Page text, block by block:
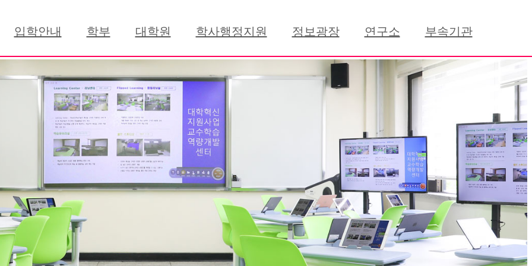
입학안내 학부 대학원 학사행정지원 정보광장 연구소 부속기관